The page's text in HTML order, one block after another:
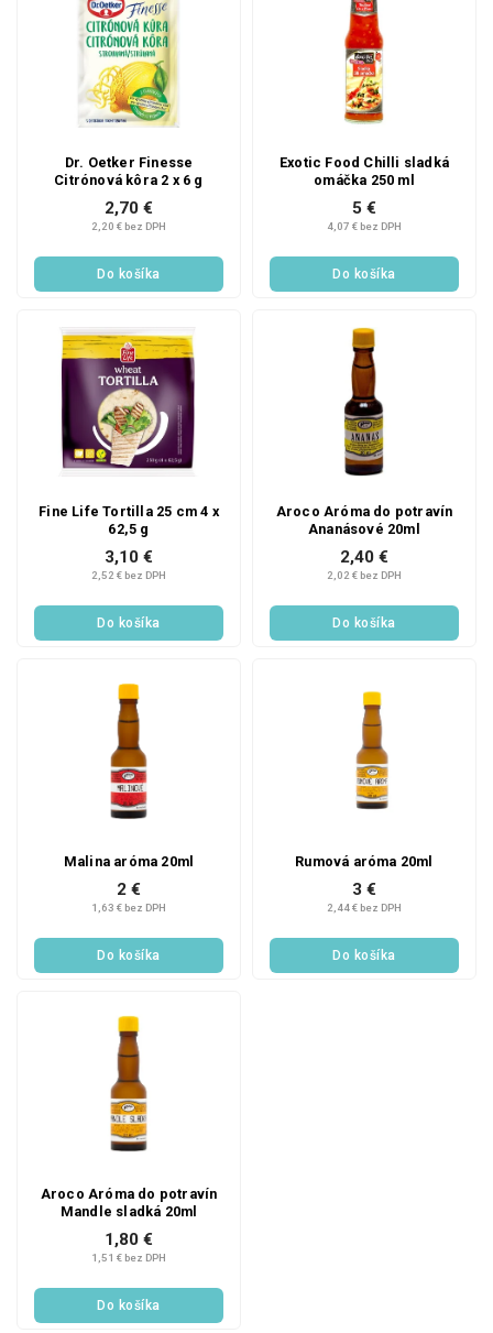
Dr. Oetker Finesse
Citrónová kôra 2 x 6 g
2,20 € bez DPH
2,70 €
Do košíka
Exotic Food Chilli sladká
omáčka 250 ml
4,07 € bez DPH
5 €
Do košíka
Fine Life Tortilla 25 cm 4 x
62,5 g
2,52 € bez DPH
3,10 €
Do košíka
Aroco Aróma do potravín
Ananásové 20ml
2,02 € bez DPH
2,40 €
Do košíka
Malina aróma 20ml
1,63 € bez DPH
2 €
Do košíka
Rumová aróma 20ml
2,44 € bez DPH
3 €
Do košíka
Aroco Aróma do potravín
Mandle sladká 20ml
1,51 € bez DPH
1,80 €
Do košíka